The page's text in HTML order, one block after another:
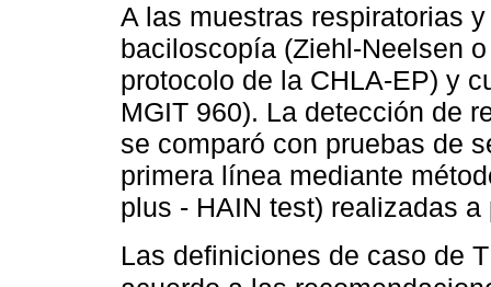
A las muestras respiratorias
baciloscopía (Ziehl-Neelsen
protocolo de la CHLA-EP) y
MGIT 960). La detección de
se comparó con pruebas de
primera línea mediante
plus - HAIN test) realizadas
Las definiciones de caso de